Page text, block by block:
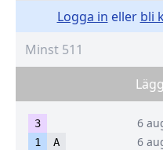
Logga in eller bli
3 6
1 A 6